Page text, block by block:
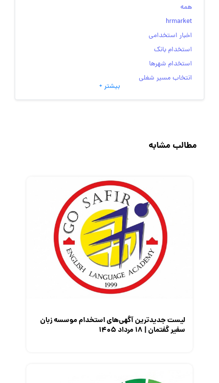
همه
hrmarket
اخبار استخدامی
استخدام بانک
استخدام شهرها
انتخاب مسیر شغلی
به‌روزرسانی‌های سایت (کارجویی)
رزومه
گزارش‌های آماری
مصاحبه شغلی
معرفی شرکت ها
معرفی متخصصان منابع انسانی
معرفی مشاغل
بیشتر +
مطالب مشابه
لیست جدیدترین آگهی‌های استخدام موسسه زبان
سفیر گفتمان | ۱۸ مرداد ۱۴۰۵